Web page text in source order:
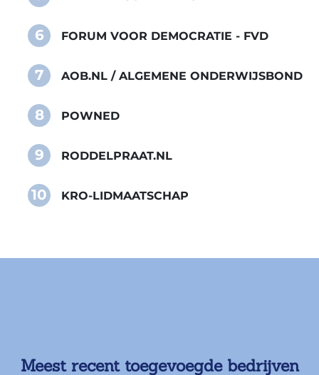
6 FORUM VOOR DEMOCRATIE - FVD
7 AOB.NL / ALGEMENE ONDERWIJSBOND
8 POWNED
9 RODDELPRAAT.NL
10 KRO-LIDMAATSCHAP
Meest recent toegevoegde bedrijven